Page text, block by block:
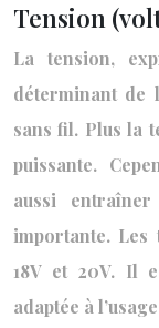
Tension
La tension,
déterminant de
sans fil. Plus la
puissante.
aussi
importante. Les
18V et 20V. Il
adaptée à